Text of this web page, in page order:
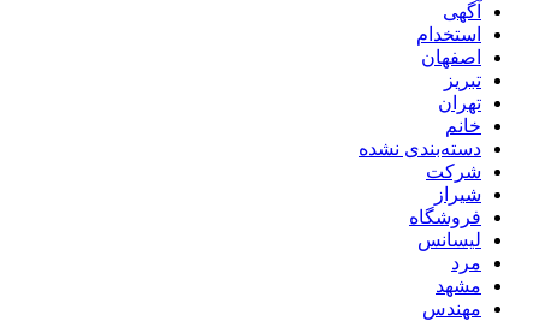
آگهی
استخدام
اصفهان
تبریز
تهران
خانم
دسته‌بندی نشده
شرکت
شیراز
فروشگاه
لیسانس
مرد
مشهد
مهندس